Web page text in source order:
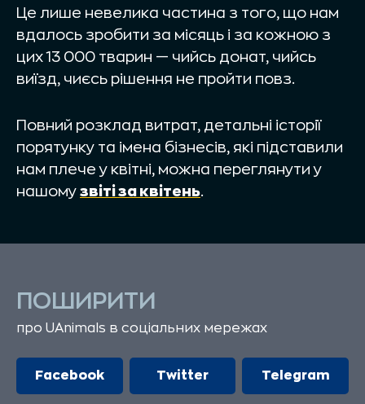
Це лише невелика частина з того, що нам
вдалось зробити за місяць і за кожною з
цих 13 000 тварин — чийсь донат, чийсь
виїзд, чиєсь рішення не пройти повз.
Повний розклад витрат, детальні історії
порятунку та імена бізнесів, які підставили
нам плече у квітні, можна переглянути у
нашому звіті за квітень
ПОШИРИТИ
про UAnimals в соціальних мережах
Facebook Twitter Telegram